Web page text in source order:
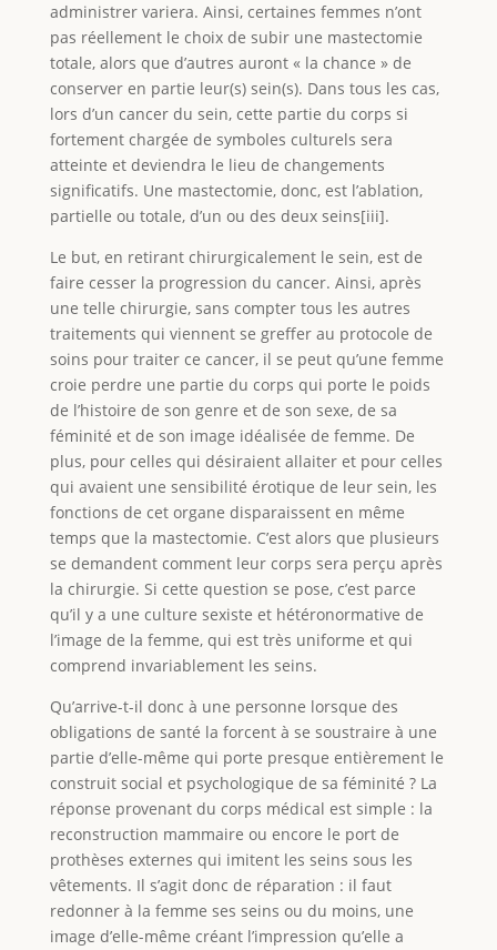
administrer variera. Ainsi, certaines femmes n’ont
pas réellement le choix de subir une mastectomie
totale, alors que d’autres auront « la chance » de
conserver en partie leur(s) sein(s). Dans tous les cas,
lors d’un cancer du sein, cette partie du corps si
fortement chargée de symboles culturels sera
atteinte et deviendra le lieu de changements
significatifs. Une mastectomie, donc, est l’ablation,
partielle ou totale, d’un ou des deux seins[iii].
Le but, en retirant chirurgicalement le sein, est de
faire cesser la progression du cancer. Ainsi, après
une telle chirurgie, sans compter tous les autres
traitements qui viennent se greffer au protocole de
soins pour traiter ce cancer, il se peut qu’une femme
croie perdre une partie du corps qui porte le poids
de l’histoire de son genre et de son sexe, de sa
féminité et de son image idéalisée de femme. De
plus, pour celles qui désiraient allaiter et pour celles
qui avaient une sensibilité érotique de leur sein, les
fonctions de cet organe disparaissent en même
temps que la mastectomie. C’est alors que plusieurs
se demandent comment leur corps sera perçu après
la chirurgie. Si cette question se pose, c’est parce
qu’il y a une culture sexiste et hétéronormative de
l’image de la femme, qui est très uniforme et qui
comprend invariablement les seins.
Qu’arrive-t-il donc à une personne lorsque des
obligations de santé la forcent à se soustraire à une
partie d’elle-même qui porte presque entièrement le
construit social et psychologique de sa féminité ? La
réponse provenant du corps médical est simple : la
reconstruction mammaire ou encore le port de
prothèses externes qui imitent les seins sous les
vêtements. Il s’agit donc de réparation : il faut
redonner à la femme ses seins ou du moins, une
image d’elle-même créant l’impression qu’elle a